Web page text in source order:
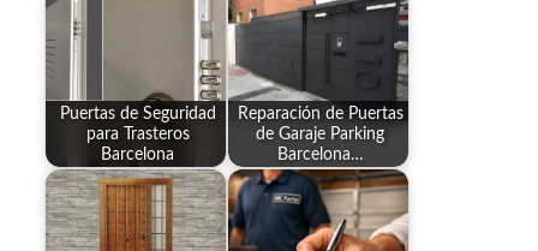
Puertas de Seguridad
para Trasteros
Barcelona
Reparación de Puertas
de Garaje Parking
Barcelona…